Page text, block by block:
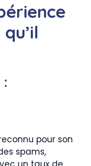
pour son
spams,